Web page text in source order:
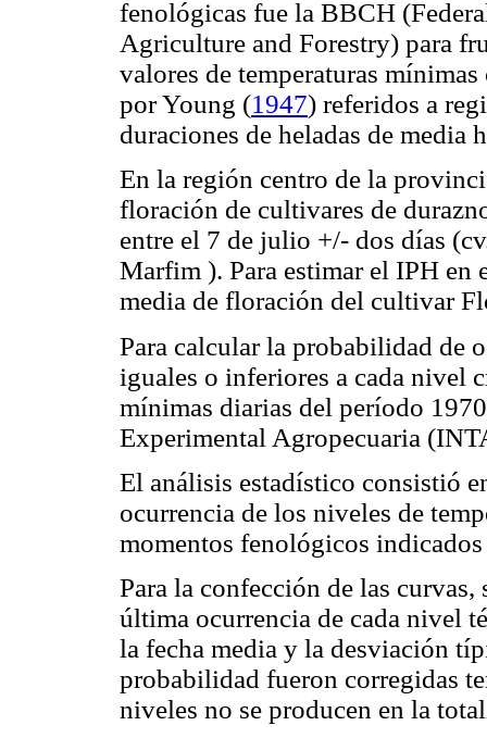
fenológicas fue la BBCH
Agriculture and Forestry) para
valores de temperaturas
por Young (1947) referidos a
duraciones de heladas de media
En la región centro de la
floración de cultivares de
entre el 7 de julio +/- dos días
Marfim ). Para estimar el IPH en
media de floración del cultivar
Para calcular la probabilidad de
iguales o inferiores a cada nivel
mínimas diarias del período
Experimental Agropecuaria
El análisis estadístico consistió
ocurrencia de los niveles de
momentos fenológicos
Para la confección de las curvas,
última ocurrencia de cada nivel
la fecha media y la desviación
probabilidad fueron corregidas
niveles no se producen en la